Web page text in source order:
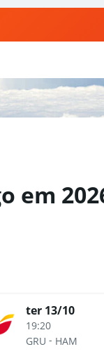
em
ter 13/10
19:20
GRU - HAM